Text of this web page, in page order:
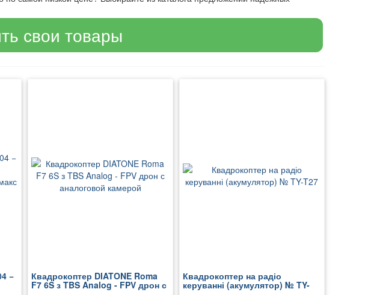
свои товары
− Квадрокоптер DIATONE Roma
F7 6S з TBS Analog - FPV дрон с
Квадрокоптер на радіо
керуванні (акумулятор) № TY-